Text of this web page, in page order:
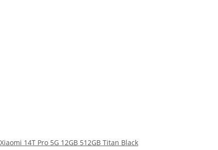
Xiaomi 14T Pro 5G 12GB 512GB Titan Black